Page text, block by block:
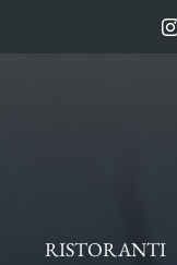
RISTORANTI